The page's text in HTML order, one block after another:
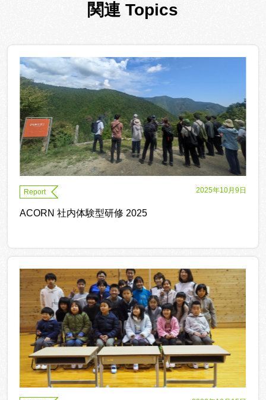
関連 Topics
Report 2025年10月9日
ACORN 社内体験型研修 2025